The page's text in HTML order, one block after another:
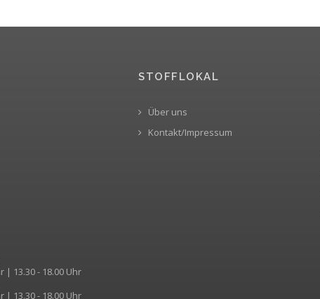
| 13.30 - 18.00 Uhr
| 13.30 - 18.00 Uhr
STOFFLOKAL
Über uns
Kontakt/Impressum